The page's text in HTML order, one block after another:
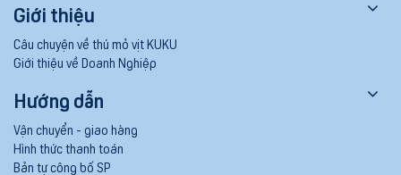
Giới thiệu
Câu chuyện về thú mỏ vịt KUKU
Giới thiệu về Doanh Nghiệp
Hướng dẫn
Vận chuyển - giao hàng
Hình thức thanh toán
Bản tự công bố SP